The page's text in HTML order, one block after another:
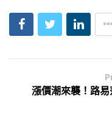
漲價潮來襲！路